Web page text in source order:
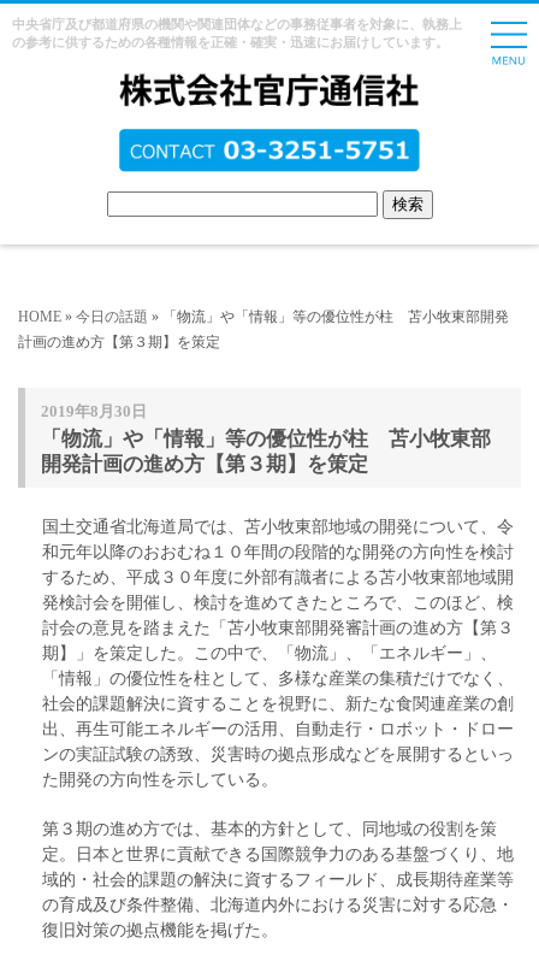
中央省庁及び都道府県の機関や関連団体などの事務従事者を対象に、執務上
の参考に供するための各種情報を正確・確実・迅速にお届けしています。
HOME » 今日の話題 » 「物流」や「情報」等の優位性が柱 苫小牧東部開発
計画の進め方【第３期】を策定
2019年8月30日
「物流」や「情報」等の優位性が柱 苫小牧東部
開発計画の進め方【第３期】を策定
国土交通省北海道局では、苫小牧東部地域の開発について、令
和元年以降のおおむね１０年間の段階的な開発の方向性を検討
するため、平成３０年度に外部有識者による苫小牧東部地域開
発検討会を開催し、検討を進めてきたところで、このほど、検
討会の意見を踏まえた「苫小牧東部開発審計画の進め方【第３
期】」を策定した。この中で、「物流」、「エネルギー」、
「情報」の優位性を柱として、多様な産業の集積だけでなく、
社会的課題解決に資することを視野に、新たな食関連産業の創
出、再生可能エネルギーの活用、自動走行・ロボット・ドロー
ンの実証試験の誘致、災害時の拠点形成などを展開するといっ
た開発の方向性を示している。
第３期の進め方では、基本的方針として、同地域の役割を策
定。日本と世界に貢献できる国際競争力のある基盤づくり、地
域的・社会的課題の解決に資するフィールド、成長期待産業等
の育成及び条件整備、北海道内外における災害に対する応急・
復旧対策の拠点機能を掲げた。